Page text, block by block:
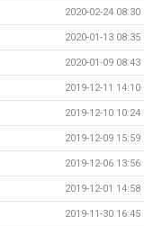
2020-02-24 08:30
2020-01-13 08:35
2020-01-09 08:43
2019-12-11 14:10
2019-12-10 10:24
2019-12-09 15:59
2019-12-06 13:56
2019-12-01 14:58
2019-11-30 16:45